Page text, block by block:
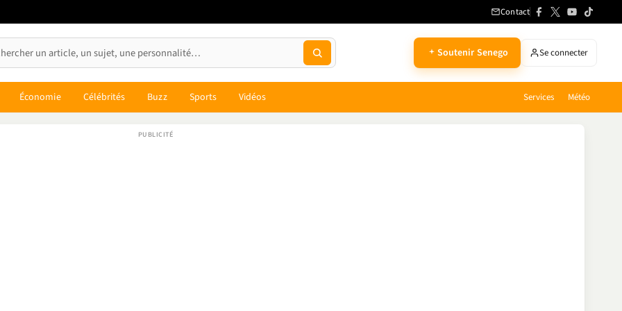
Contact
Soutenir Senego Se connecter
Économie Célébrités Buzz Sports Vidéos Services Météo